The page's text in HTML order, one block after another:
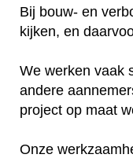
Bij bouw- en
kijken, en
We werken vaak
andere
project op maat
Onze